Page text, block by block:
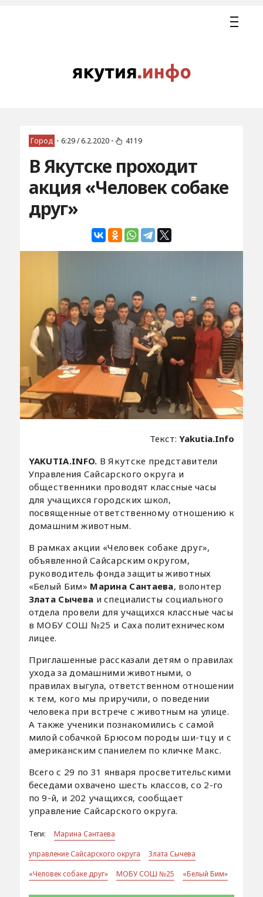
Город • 6:29 / 6.2.2020 • 4119
В Якутске проходит
акция «Человек собаке
друг»
Текст:Yakutia.Info
YAKUTIA.INFO. В Якутске представители
Управления Сайсарского округа и
общественники проводят классные часы
для учащихся городских школ,
посвященные ответственному отношению к
домашним животным.
В рамках акции «Человек собаке друг»,
объявленной Сайсарским округом,
руководитель фонда защиты животных
«Белый Бим» Марина Сантаева, волонтер
Злата Сычева и специалисты социального
отдела провели для учащихся классные часы
в МОБУ СОШ №25 и Саха политехническом
лицее.
Приглашенные рассказали детям о правилах
ухода за домашними животными, о
правилах выгула, ответственном отношении
к тем, кого мы приручили, о поведении
человека при встрече с животным на улице.
А также ученики познакомились с самой
милой собачкой Брюсом породы ши-тцу и с
американским спаниелем по кличке Макс.
Всего с 29 по 31 января просветительскими
беседами охвачено шесть классов, со 2-го
по 9-й, и 202 учащихся, сообщает
управление Сайсарского округа.
Теги:
Марина Сантаева
управление Сайсарского округа
Злата Сычева
«Человек собаке друг»
МОБУ СОШ №25 «Белый Бим»